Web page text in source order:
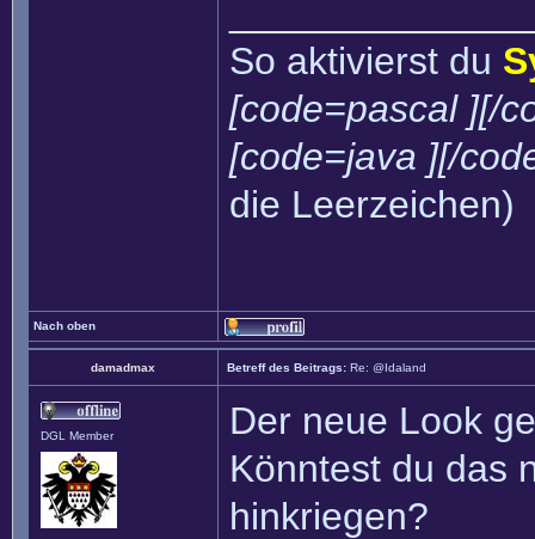
So aktivierst du
[code=pascal ][/
[code=java ][/
die Leerzeichen)
Nach oben
damadmax Betreff des Beitrags: Re: @Idaland
DGL Member
Der neue Look
Könntest du das
hinkriegen?